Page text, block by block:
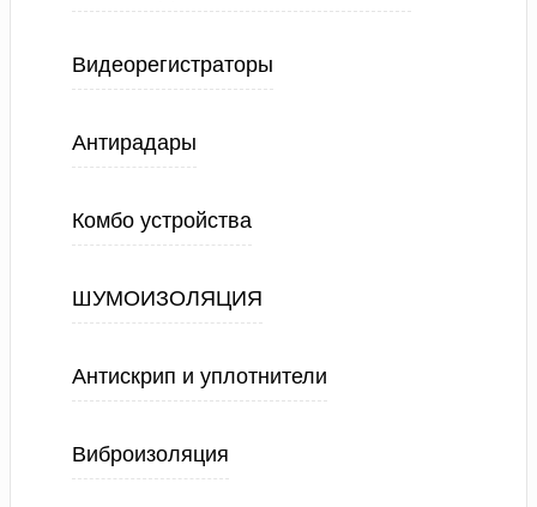
Видеорегистраторы
Антирадары
Комбо устройства
ШУМОИЗОЛЯЦИЯ
Антискрип и уплотнители
Виброизоляция